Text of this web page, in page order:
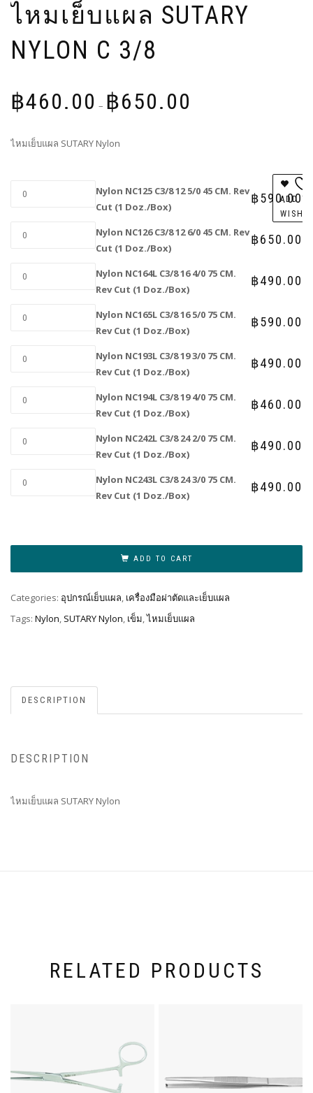
ไหมเย็บแผล SUTARY
NYLON C 3/8
฿460.00 – ฿650.00
ไหมเย็บแผล SUTARY Nylon
Nylon NC125 C3/8 12 5/0 45 CM. Rev
Cut (1 Doz./Box)
฿590.00
Nylon NC126 C3/8 12 6/0 45 CM. Rev
Cut (1 Doz./Box)
฿650.00
Nylon NC164L C3/8 16 4/0 75 CM.
Rev Cut (1 Doz./Box)
฿490.00
Nylon NC165L C3/8 16 5/0 75 CM.
Rev Cut (1 Doz./Box)
฿590.00
Nylon NC193L C3/8 19 3/0 75 CM.
Rev Cut (1 Doz./Box)
฿490.00
Nylon NC194L C3/8 19 4/0 75 CM.
Rev Cut (1 Doz./Box)
฿460.00
Nylon NC242L C3/8 24 2/0 75 CM.
Rev Cut (1 Doz./Box)
฿490.00
Nylon NC243L C3/8 24 3/0 75 CM.
Rev Cut (1 Doz./Box)
฿490.00
ADD TO CART
ADD
Categories: อุปกรณ์เย็บแผล เครื่องมือผ่าตัดและเย็บแผล
Tags: Nylon, SUTARY Nylon, เข็ม,ไหมเย็บแผล
DESCRIPTION
DESCRIPTION
ไหมเย็บแผล SUTARY Nylon
RELATED PRODUCTS